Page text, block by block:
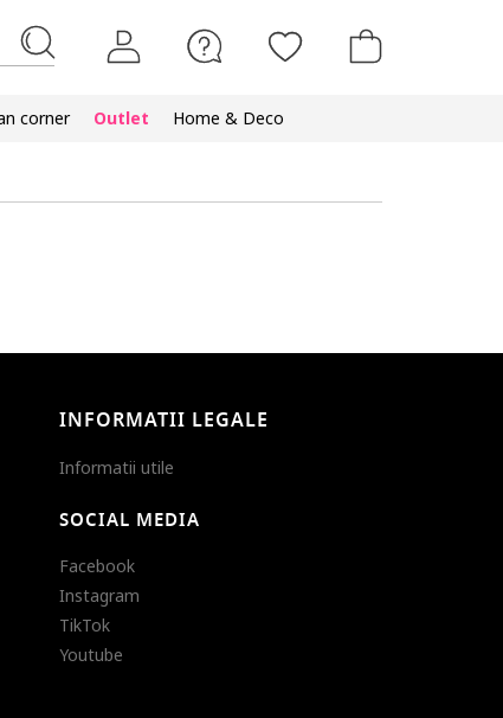
corner Outlet Home & Deco
INFORMATII LEGALE
Informatii utile
SOCIAL MEDIA
Facebook
Instagram
TikTok
Youtube